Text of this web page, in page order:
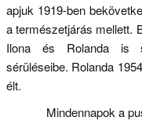
apjuk 1919-ben
a természetjárás mellett.
Ilona és Rolanda is
sérüléseibe. Rolanda
élt.
Mindennapok a